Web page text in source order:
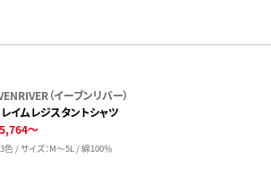
（イーブンリバー）
イムレジスタントシャツ
～
色 / サイズ：M～5L / 綿100％